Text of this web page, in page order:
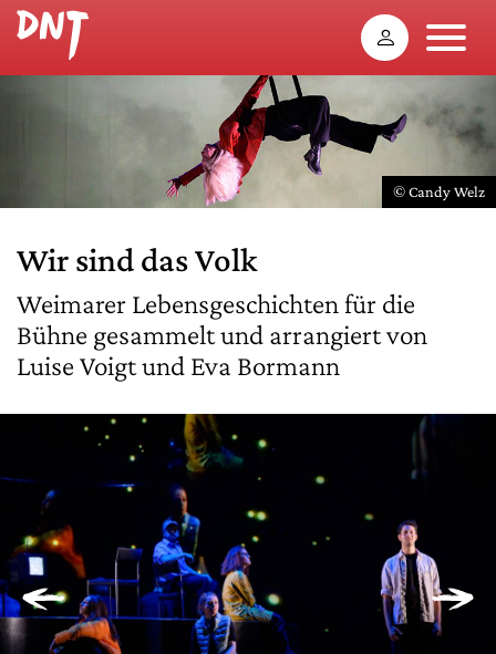
© Candy Welz
Wir sind das Volk
Weimarer Lebensgeschichten für die
Bühne gesammelt und arrangiert von
Luise Voigt und Eva Bormann